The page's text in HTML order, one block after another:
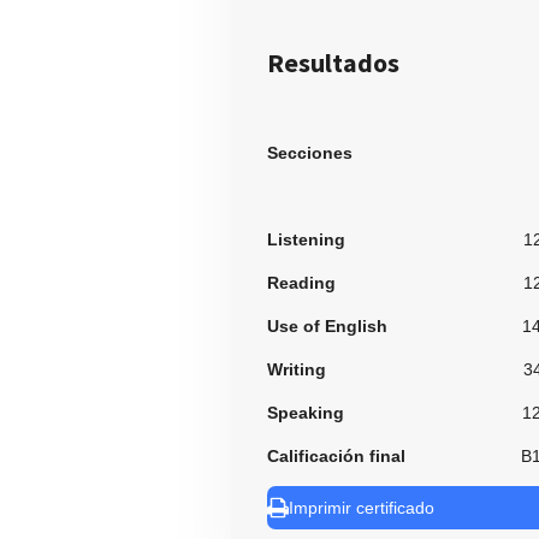
Resultados
Secciones
Listening
Reading
Use of English
Writing
Speaking 12
Calificación final
Imprimir certificado